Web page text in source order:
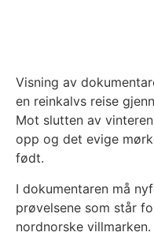
Visning av
en reinkalvs reise
Mot slutten av
opp og det evige
født.
I dokumentaren må
prøvelsene som står
nordnorske